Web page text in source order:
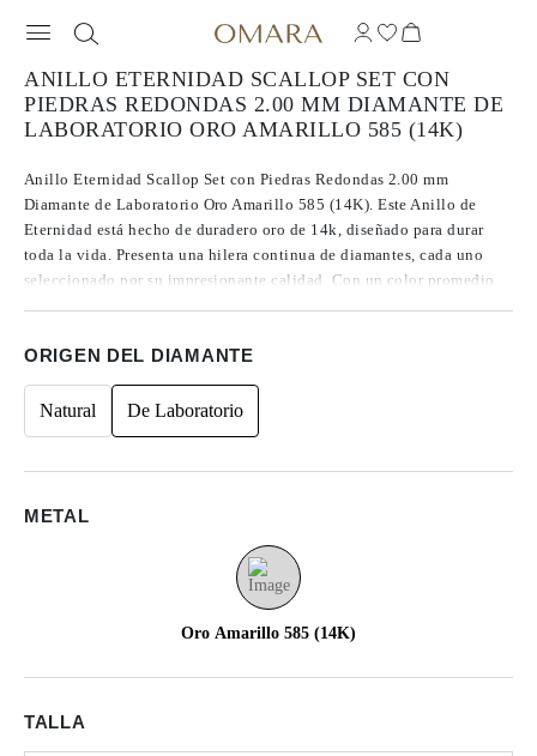
ANILLO ETERNIDAD SCALLOP SET CON
PIEDRAS REDONDAS 2.00 MM DIAMANTE DE
LABORATORIO ORO AMARILLO 585 (14K)
Anillo Eternidad Scallop Set con Piedras Redondas 2.00 mm
Diamante de Laboratorio Oro Amarillo 585 (14K). Este Anillo de
Eternidad está hecho de duradero oro de 14k, diseñado para durar
toda la vida. Presenta una hilera continua de diamantes, cada uno
seleccionado por su impresionante calidad. Con un color promedio
general del anillo.
ORIGEN DEL DIAMANTE
Natural De Laboratorio
METAL
Oro Amarillo 585 (14K)
TALLA